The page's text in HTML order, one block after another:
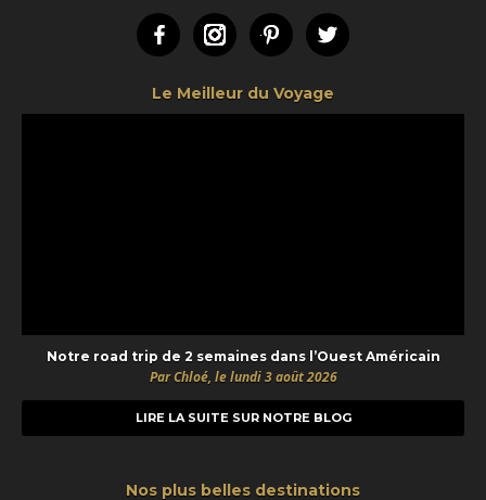
FacebookInstagramPinterestTwitter
Le Meilleur du Voyage
Notre road trip de 2 semaines dans l’Ouest Américain
Par Chloé, le lundi 3 août 2026
LIRE LA SUITE SUR NOTRE BLOG
Nos plus belles destinations